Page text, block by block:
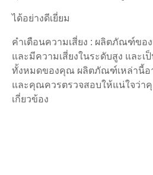
ได้อย่างดีเยี่ยม
คำเตือนความเสี่ยง : ผลิตภัณฑ์ขอ
และมีความเสี่ยงในระดับสูง และเ
ทั้งหมดของคุณ ผลิตภัณฑ์เหล่านี้อ
และคุณควรตรวจสอบให้แน่ใจว่า
เกี่ยวข้อง